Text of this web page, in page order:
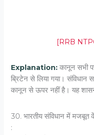
[RRB
Explanation: कानून सभी
ब्रिटेन से लिया गया। संविधान
कानून से ऊपर नहीं है। यह
30. भारतीय संविधान में मजबूत
: